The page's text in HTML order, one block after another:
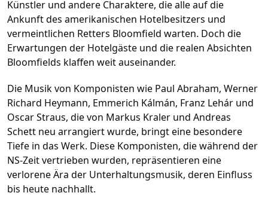
Künstler und andere Charaktere, die alle auf die
Ankunft des amerikanischen Hotelbesitzers und
vermeintlichen Retters Bloomfield warten. Doch die
Erwartungen der Hotelgäste und die realen Absichten
Bloomfields klaffen weit auseinander.
Die Musik von Komponisten wie Paul Abraham, Werner
Richard Heymann, Emmerich Kálmán, Franz Lehár und
Oscar Straus, die von Markus Kraler und Andreas
Schett neu arrangiert wurde, bringt eine besondere
Tiefe in das Werk. Diese Komponisten, die während der
NS-Zeit vertrieben wurden, repräsentieren eine
verlorene Ära der Unterhaltungsmusik, deren Einfluss
bis heute nachhallt.